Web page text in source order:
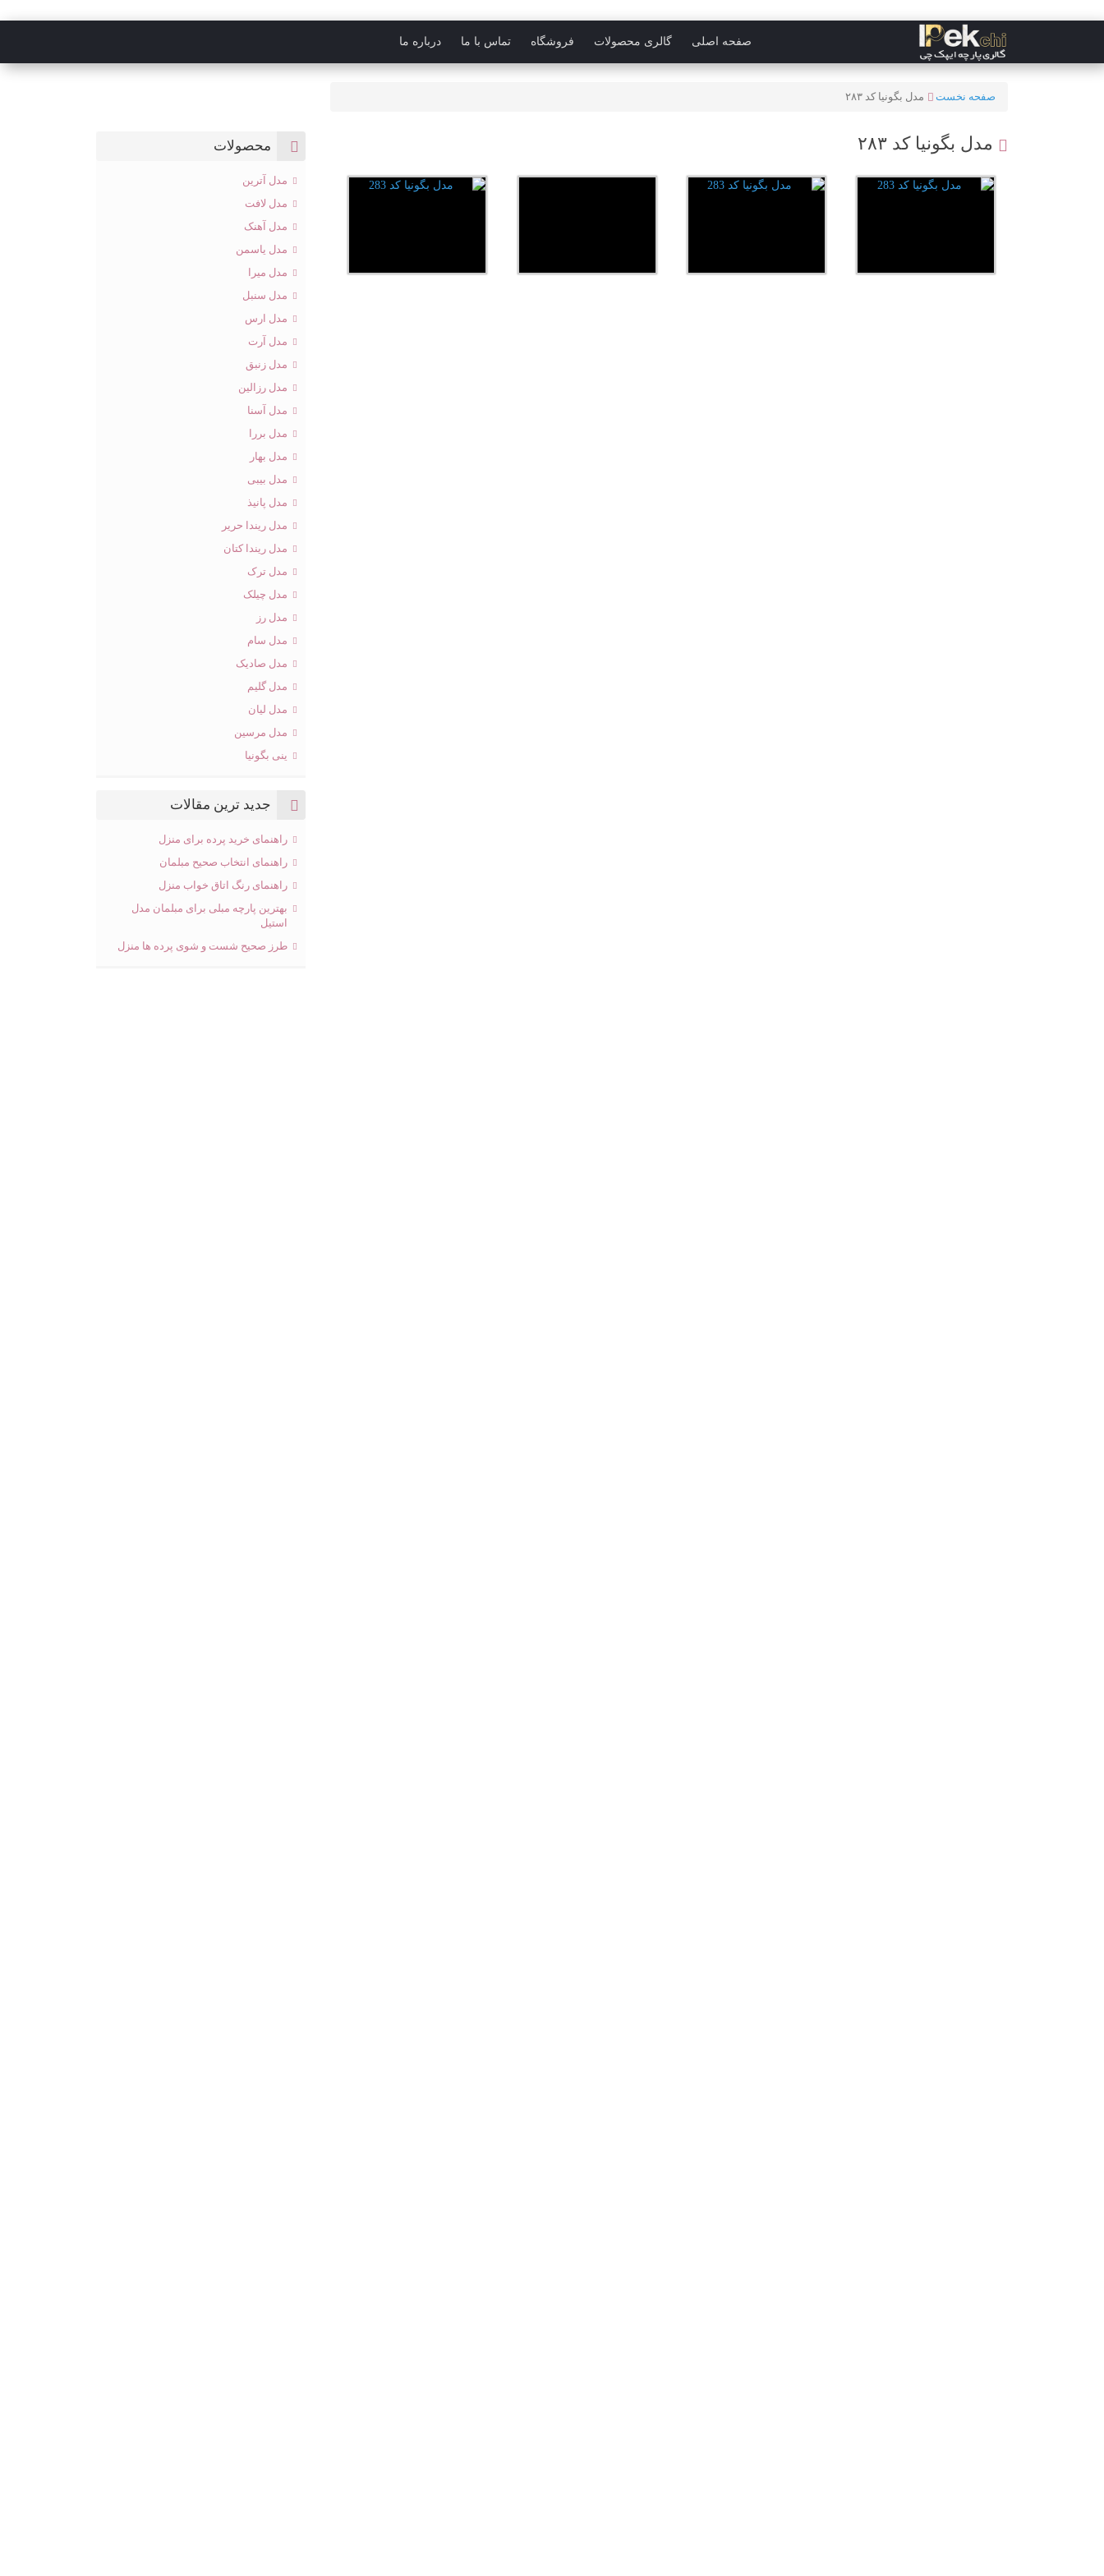
صفحه اصلی گالری محصولات فروشگاه تماس با ما درباره ما
صفحه نخست مدل بگونیا کد ۲۸۳
مدل بگونیا کد ۲۸۳ محصولات
مدل آترین
مدل لافت
مدل آهنک
مدل یاسمن
مدل میرا
مدل سنبل
مدل ارس
مدل آرت
مدل زنبق
مدل رزالین
مدل آسنا
مدل بررا
مدل بهار
مدل بیبی
مدل پانیذ
مدل ریندا حریر
مدل ریندا کتان
مدل ترک
مدل چیلک
مدل رز
مدل سام
مدل صادیک
مدل گلیم
مدل لیان
مدل مرسین
ینی بگونیا
جدید ترین مقالات
راهنمای خرید پرده برای منزل
راهنمای انتخاب صحیح مبلمان
راهنمای رنگ اتاق خواب منزل
بهترین پارچه مبلی برای مبلمان مدل
استیل
طرز صحیح شست و شوی پرده ها منزل